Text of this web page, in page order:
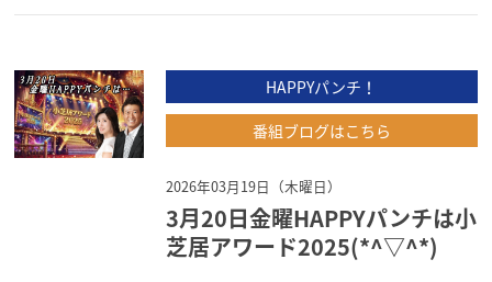
HAPPYパンチ！
番組ブログはこちら
2026年03月19日（木曜日）
3月20日金曜HAPPYパンチは小
芝居アワード2025(*^▽^*)